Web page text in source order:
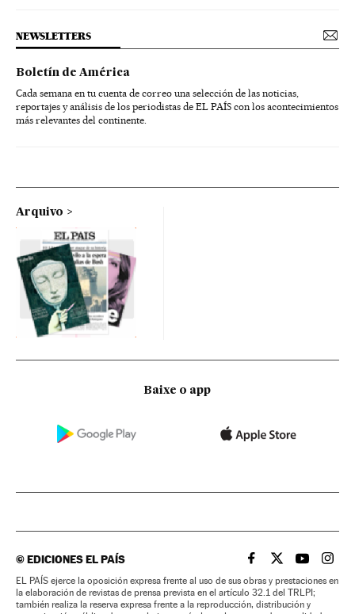
NEWSLETTERS
Boletín de América
Cada semana en tu cuenta de correo una selección de las noticias,
reportajes y análisis de los periodistas de EL PAÍS con los acontecimientos
más relevantes del continente.
Arquivo
Baixe o app
©EDICIONES EL PAÍS EL PAÍS BRASIL EN
EL PAÍSEL PAÍS
EL
EL PAÍS ejerce la oposición expresa frente al uso de sus obras y prestaciones en
la elaboración de revistas de prensa prevista en el artículo 32.1 del TRLPI;
también realiza la reserva expresa frente a la reproducción, distribución y